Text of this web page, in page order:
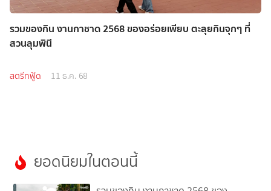
รวมของกิน งานกาชาด 2568 ของอร่อยเพียบ ตะลุยกินจุกๆ ที่
สวนลุมพินี
สตรีทฟู้ด 11 ธ.ค. 68
ยอดนิยมในตอนนี้